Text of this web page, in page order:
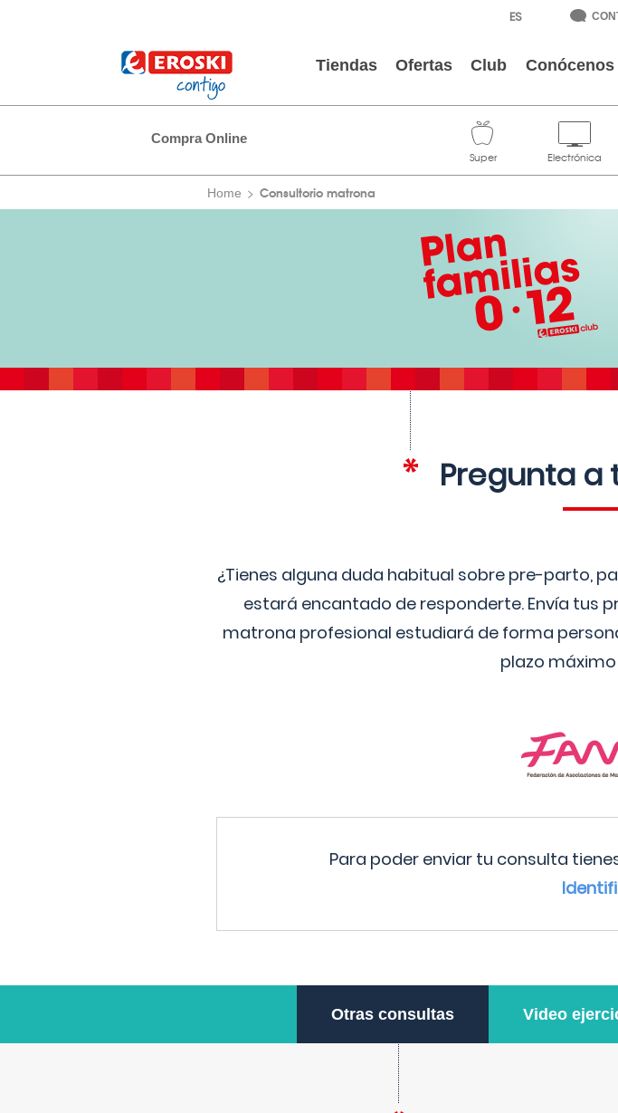
Tiendas Ofertas Club Conócenos
Compra Online
Home Consultorio matrona
Pregunta
¿Tienes alguna duda habitual sobre pre-parto,
estará encantado de responderte. Envía tus
matrona profesional estudiará de forma
plazo máximo
Para poder enviar tu consulta
Otras consultas Video